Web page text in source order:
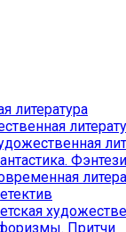
литература
Притчи